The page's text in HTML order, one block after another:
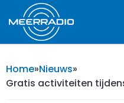
Home»Nieuws»
Gratis activiteiten